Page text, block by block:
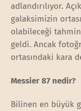
adlandırılıyor.
galaksimizin
olabileceği
geldi. Ancak
ortasındaki kara
Messier 87 nedir?
Bilinen en büyük